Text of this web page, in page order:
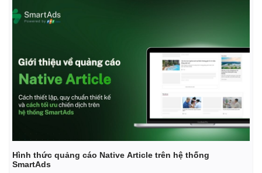
Thế giới
Quan sát
Cuộc sống đó đây
Hồ sơ
Multimedia
Video
E-Magazine
Infographic
Hình thức quảng cáo Native Article trên hệ thống
SmartAds